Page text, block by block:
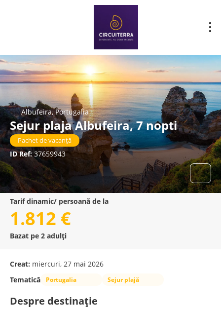
Albufeira, Portugalia
Sejur plaja Albufeira, 7 nopti
Pachet de vacanță
ID Ref:37659943
Tarif dinamic/ persoană de la
1.812 €
Bazat pe 2 adulți
Creat: miercuri, 27 mai 2026
Tematică
Portugalia Sejur plajă
Despre destinație